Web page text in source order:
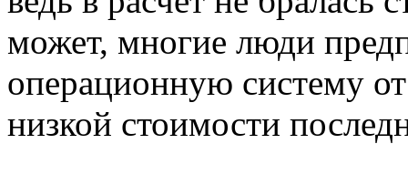
может, многие люди
операционную систему
низкой стоимости